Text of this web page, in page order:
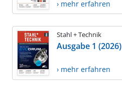
› mehr erfahren
Stahl + Technik
Ausgabe 1 (2026)
› mehr erfahren